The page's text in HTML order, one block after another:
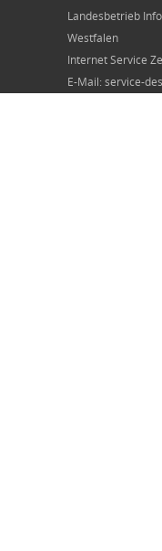
Landesbetrieb
Westfalen
Internet Service
E-Mail: service-